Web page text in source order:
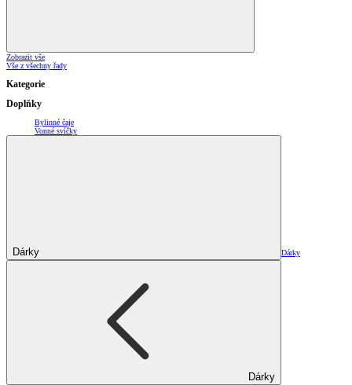
Zobrazit vše
Vše z všechny řady
Kategorie
Doplňky
Bylinné čaje
Vonné svíčky
Dárky Dárky
Dárky